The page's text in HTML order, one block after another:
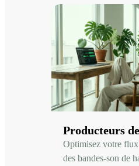
Producteurs
Optimisez votre
des bandes-son de